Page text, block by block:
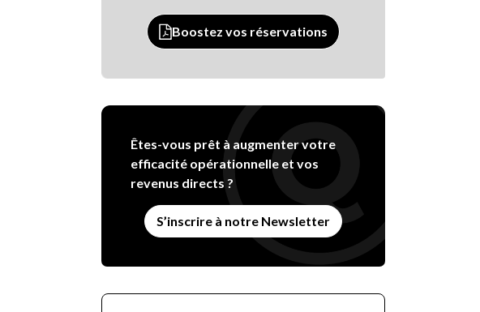
Boostez vos réservations
Êtes-vous prêt à augmenter votre
efficacité opérationnelle et vos
revenus directs ?
S’inscrire à notre Newsletter